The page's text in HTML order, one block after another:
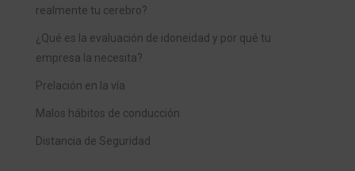
realmente tu cerebro?
¿Qué es la evaluación de idoneidad y por qué tu
empresa la necesita?
Prelación en la vía
Malos hábitos de conducción
Distancia de Seguridad